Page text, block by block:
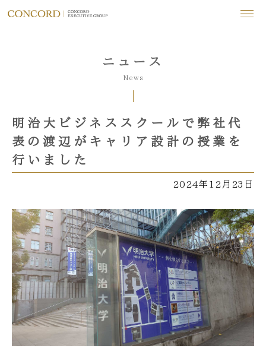
ニュース
News
明治大ビジネススクールで弊社代
表の渡辺がキャリア設計の授業を
行いました
2024年12月23日